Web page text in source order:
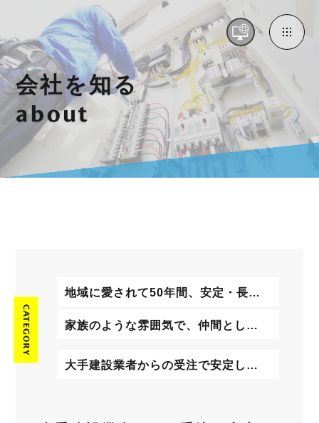
会社を知る
about
CATEGORY
地域に愛されて50年間、安定・長寿の企業です
家族のような雰囲気で、仲間として支え合う
大手建設業者からの受注で安定した経営